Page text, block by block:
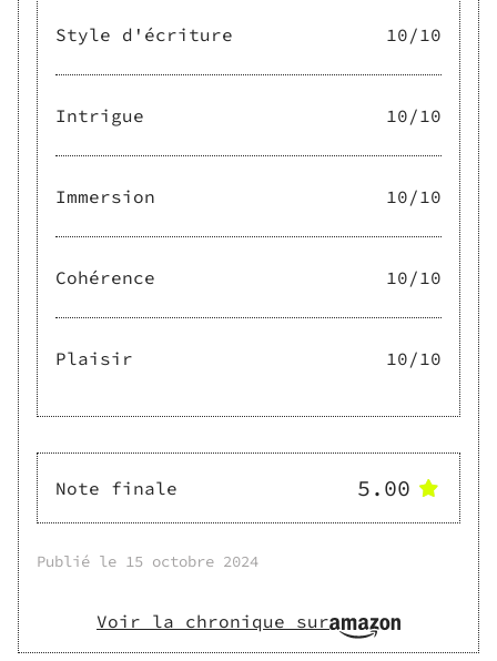
Style d'écriture 10/10
Intrigue 10/10
Immersion 10/10
Cohérence 10/10
Plaisir 10/10
Note finale 5.00
Publié le 15 octobre 2024
Voir la chronique sur